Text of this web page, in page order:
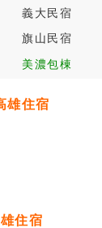
義大民宿
旗山民宿
美濃包棟
雄住宿
住宿